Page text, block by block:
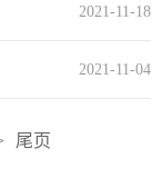
2021-11-18
2021-11-04
尾页